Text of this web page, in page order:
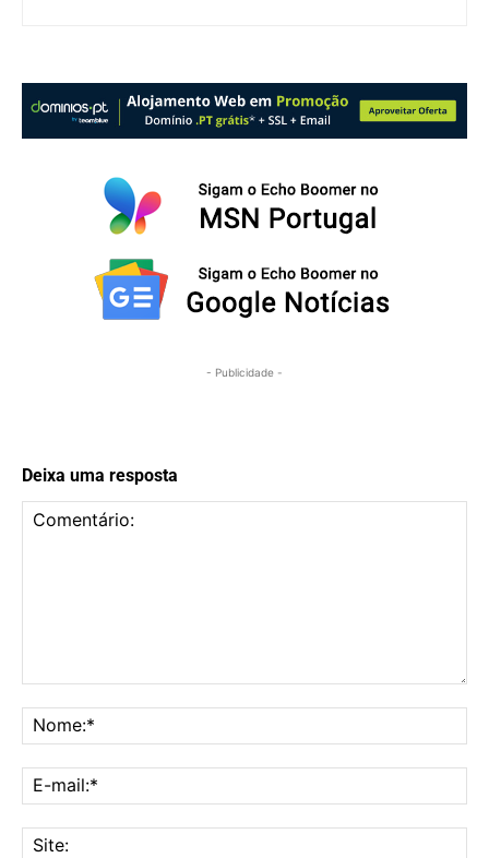
- Publicidade -
Deixa uma resposta